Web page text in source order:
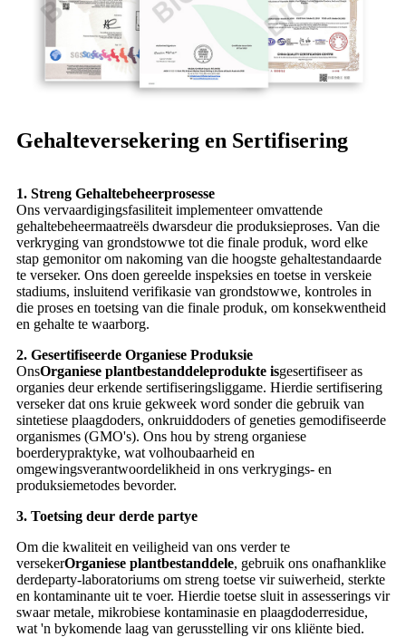
Gehalteversekering en Sertifisering
1. Streng Gehaltebeheerprosesse
Ons vervaardigingsfasiliteit implementeer omvattende
gehaltebeheermaatreëls dwarsdeur die produksieproses. Van die
verkryging van grondstowwe tot die finale produk, word elke
stap gemonitor om nakoming van die hoogste gehaltestandaarde
te verseker. Ons doen gereelde inspeksies en toetse in verskeie
stadiums, insluitend verifikasie van grondstowwe, kontroles in
die proses en toetsing van die finale produk, om konsekwentheid
en gehalte te waarborg.
2. Gesertifiseerde Organiese Produksie
OnsOrganiese plantbestanddeleprodukte isgesertifiseer as
organies deur erkende sertifiseringsliggame. Hierdie sertifisering
verseker dat ons kruie gekweek word sonder die gebruik van
sintetiese plaagdoders, onkruiddoders of geneties gemodifiseerde
organismes (GMO's). Ons hou by streng organiese
boerderypraktyke, wat volhoubaarheid en
omgewingsverantwoordelikheid in ons verkrygings- en
produksiemetodes bevorder.
3. Toetsing deur derde partye
Om die kwaliteit en veiligheid van ons verder te
versekerOrganiese plantbestanddele, gebruik ons ​​onafhanklike
derdeparty-laboratoriums om streng toetse vir suiwerheid, sterkte
en kontaminante uit te voer. Hierdie toetse sluit in assesserings vir
swaar metale, mikrobiese kontaminasie en plaagdoderresidue,
wat 'n bykomende laag van gerusstelling vir ons kliënte bied.